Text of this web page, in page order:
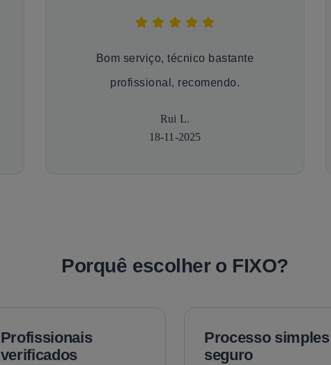
Bom serviço, técnico bastante
profissional, recomendo.
Rui L.
18-11-2025
Porquê escolher o FIXO?
Profissionais
verificados
Processo
seguro